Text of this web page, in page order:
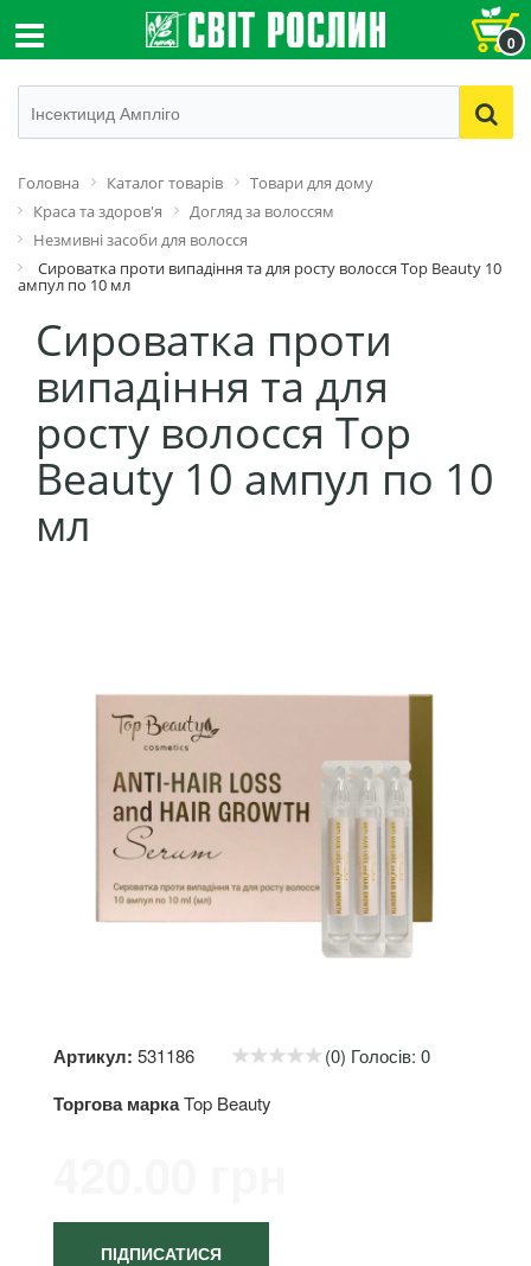
0
Головна Каталог товарів
Товари для дому
Краса та здоров'я
Догляд за волоссям
Незмивні засоби для волосся
Сироватка проти випадіння та для росту волосся Top Beauty 10
ампул по 10 мл
Сироватка проти
випадіння та для
росту волосся Top
Beauty 10 ампул по 10
мл
Артикул: 531186 (0) Голосів: 0
Торгова маркаTop Beauty
ПІДПИСАТИСЯ